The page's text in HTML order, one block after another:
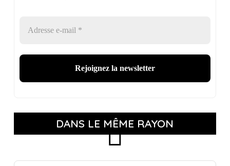
DANS LE MÊME RAYON